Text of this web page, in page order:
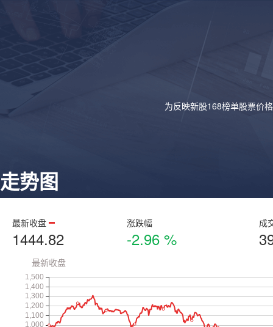
为反映新股168榜单股票价
走势图
最新收盘
1444.82
涨跌幅
-2.96 %
成